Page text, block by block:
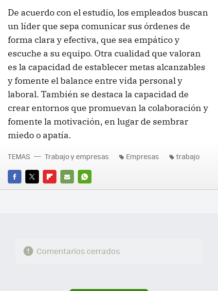
De acuerdo con el estudio, los empleados buscan
un líder que sepa comunicar sus órdenes de
forma clara y efectiva, que sea empático y
escuche a su equipo. Otra cualidad que valoran
es la capacidad de establecer metas alcanzables
y fomente el balance entre vida personal y
laboral. También se destaca la capacidad de
crear entornos que promuevan la colaboración y
fomente la motivación, en lugar de sembrar
miedo o apatía.
FACEBOOK
TWITTERFLIPBOARD
E-
WHATSAPP
TEMAS Trabajo y empresas Empresas trabajo
Comentarios cerrados